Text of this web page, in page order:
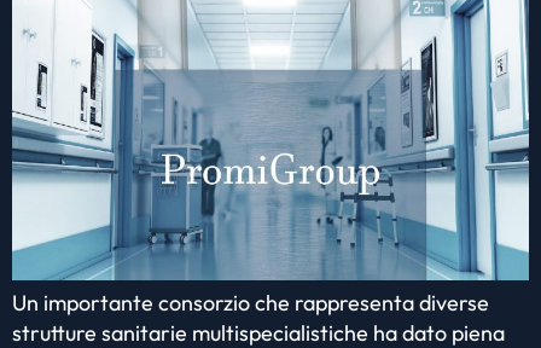
Un importante consorzio che rappresenta diverse
strutture sanitarie multispecialistiche ha dato piena